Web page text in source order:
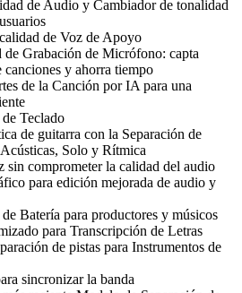
de Audio y Cambiador de tonalidad
de Voz de Apoyo
Grabación de Micrófono: capta
canciones y ahorra tiempo
de la Canción por IA para una
de Teclado
de guitarra con la Separación de
Solo y Rítmica
sin comprometer la calidad del audio
para edición mejorada de audio y
de Batería para productores y músicos
para Transcripción de Letras
de pistas para Instrumentos de
sincronizar la banda